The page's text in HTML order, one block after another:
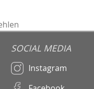
SOCIAL MEDIA
Instagram